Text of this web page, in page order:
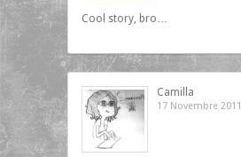
Cool story, bro…
Camilla
17 Novembre